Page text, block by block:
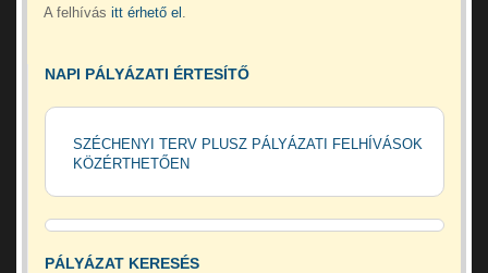
A felhívás itt érhető el .
NAPI PÁLYÁZATI ÉRTESÍTŐ
SZÉCHENYI TERV PLUSZ PÁLYÁZATI FELHÍVÁSOK
KÖZÉRTHETŐEN
PÁLYÁZAT KERESÉS